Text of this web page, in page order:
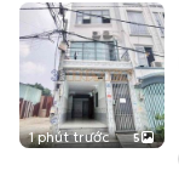
1 phút trước 5